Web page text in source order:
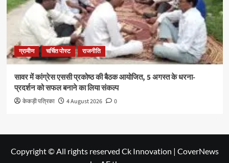
ग्रामीण चर्चित पोस्ट राजनीति
सावर में कांग्रेस एससी प्रकोष्ठ की बैठक आयोजित, 5 अगस्त के धरना-
प्रदर्शन को सफल बनाने का लिया संकल्प
केकड़ी पत्रिका 4 August 2026 0
Copyright © All rights reserved Ck Innovation | CoverNews